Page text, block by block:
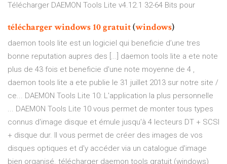
Télécharger DAEMON Tools Lite v4.12.1 32-64 Bits pour
téléchargerwindows10gratuit(windows)
daemon tools lite est un logiciel qui beneficie d’une tres
bonne reputation aupres des [...] daemon tools lite a ete note
plus de 43 fois et beneficie d'une note moyenne de 4 ,
daemon tools lite a ete publie le 31 juillet 2013 sur notre site /
ce... DAEMON Tools Lite 10: L'application la plus personnelle
... DAEMON Tools Lite 10 vous permet de monter tous types
connus d'image disque et émule jusqu'à 4 lecteurs DT + SCSI
+ disque dur. Il vous permet de créer des images de vos
disques optiques et d'y accéder via un catalogue d'image
bien organisé. télécharger daemon tools gratuit (windows)